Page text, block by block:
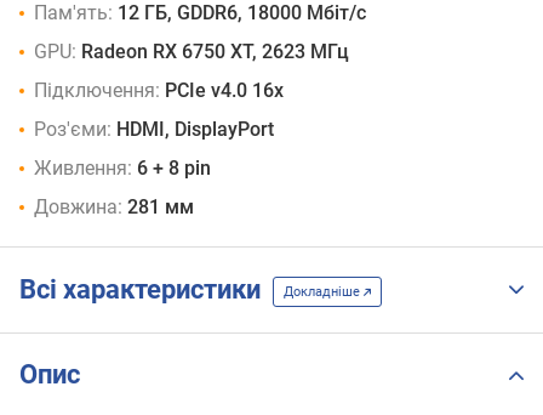
Пам'ять: 12 ГБ, GDDR6, 18000 Мбіт/с
GPU: Radeon RX 6750 XT, 2623 МГц
Підключення: PCIe v4.0 16x
Роз'єми: HDMI, DisplayPort
Живлення: 6 + 8 pin
Довжина: 281 мм
Всі характеристики Докладніше
Опис